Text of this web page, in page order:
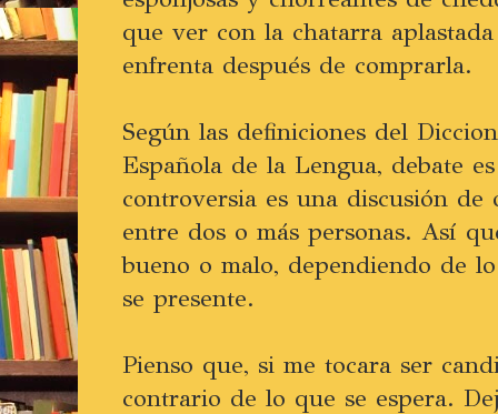
que ver con la chatarra
enfrenta después de comprarla.
Según las definiciones del
Española de la Lengua, debate
controversia es una discusión de
entre dos o más personas. Así
bueno o malo, dependiendo de
se presente.
Pienso que, si me tocara ser
contrario de lo que se espera.